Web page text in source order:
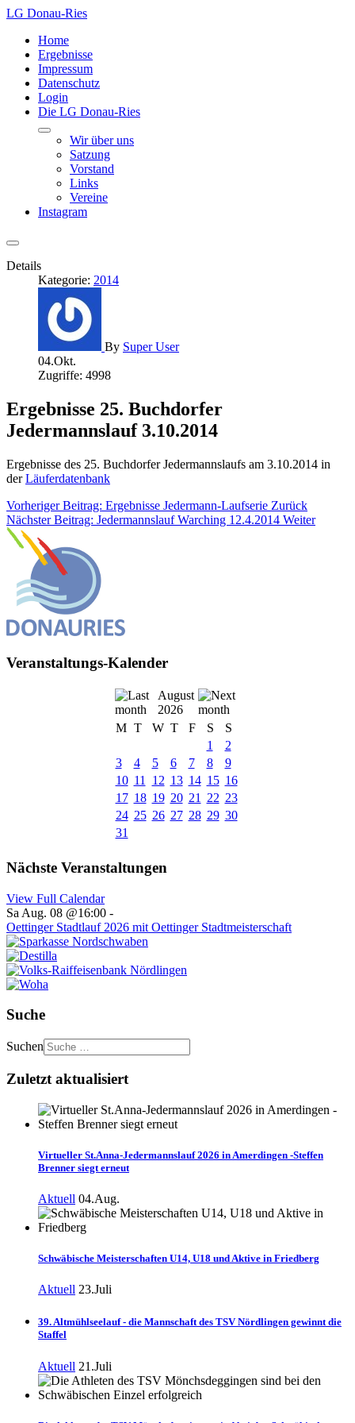
LG Donau-Ries
Home
Ergebnisse
Impressum
Datenschutz
Login
Die LG Donau-Ries
Wir über uns
Satzung
Vorstand
Links
Vereine
Instagram
Details
Kategorie: 2014
By Super User
04.Okt.
Zugriffe: 4998
Ergebnisse 25. Buchdorfer
Jedermannslauf 3.10.2014
Ergebnisse des 25. Buchdorfer Jedermannslaufs am 3.10.2014 in
derLäuferdatenbank
Vorheriger Beitrag: Ergebnisse Jedermann-Laufserie Zurück
Nächster Beitrag: Jedermannslauf Warching 12.4.2014 Weiter
Veranstaltungs-Kalender
August
2026
M T W T F S
S
1
2
3
4 5 6 7 8
9
10 11 12 13 14 15 16
17 18 19 20 21 22 23
24 25 26 27 28 29 30
31
Nächste Veranstaltungen
View Full Calendar
Sa Aug. 08 @16:00 -
Oettinger Stadtlauf 2026 mit Oettinger Stadtmeisterschaft
Suche
Suchen
Zuletzt aktualisiert
Virtueller St.Anna-Jedermannslauf 2026 in Amerdingen -Steffen
Brenner siegt erneut
Aktuell 04.Aug.
Schwäbische Meisterschaften U14, U18 und Aktive in Friedberg
Aktuell 23.Juli
39. Altmühlseelauf - die Mannschaft des TSV Nördlingen gewinnt die
Staffel
Aktuell 21.Juli